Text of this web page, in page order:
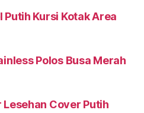
Kursi Kotak Area
Polos Busa Merah
Lesehan Cover Putih